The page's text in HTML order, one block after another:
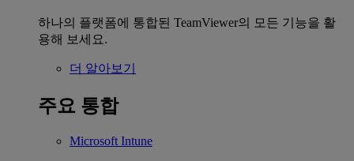
하나의 플랫폼에 통합된 TeamViewer의 모든 기능을 활
용해 보세요.
더 알아보기
주요 통합
Microsoft Intune